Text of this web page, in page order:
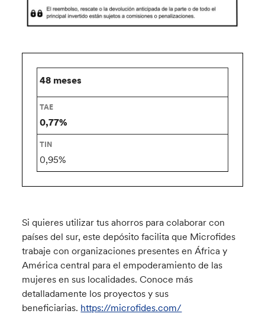
48 meses
0,77%
0,95%
Si quieres utilizar tus ahorros para colaborar con
países del sur, este depósito facilita que Microfides
trabaje con organizaciones presentes en África y
América central para el empoderamiento de las
mujeres en sus localidades. Conoce más
detalladamente los proyectos y sus
beneficiarias. https://microfides.com/